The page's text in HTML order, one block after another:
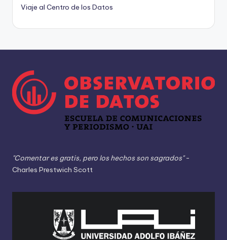
Viaje al Centro de los Datos
"Comentar es gratis, pero los hechos son sagrados"-
Charles Prestwich Scott